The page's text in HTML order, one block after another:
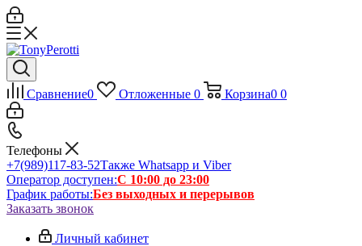
Сравнение0 Отложенные 0 Корзина0 0
Телефоны
+7(989)117-83-52Также Whatsapp и Viber
Оператор доступен:С 10:00 до 23:00
График работы:Без выходных и перерывов
Заказать звонок
Личный кабинет